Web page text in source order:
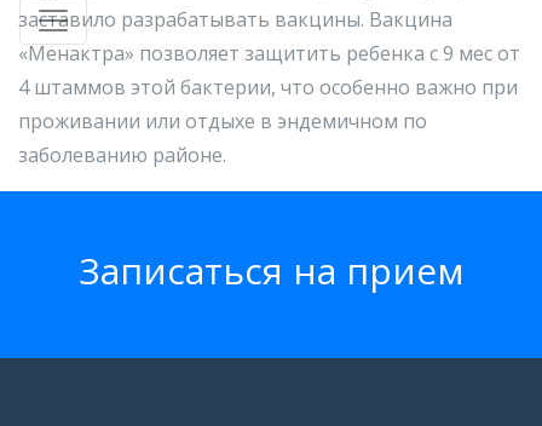
заставило разрабатывать вакцины. Вакцина
«Менактра» позволяет защитить ребенка с 9 мес от
4 штаммов этой бактерии, что особенно важно при
проживании или отдыхе в эндемичном по
заболеванию районе.
Записатьcя на прием